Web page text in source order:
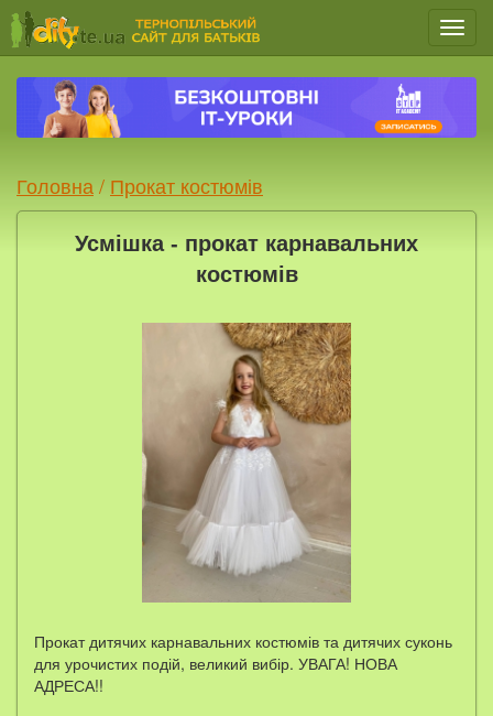
Меню
Головна / Прокат костюмів
Усмішка - прокат карнавальних
костюмів
Прокат дитячих карнавальних костюмів та дитячих суконь
для урочистих подій, великий вибір. УВАГА! НОВА
АДРЕСА!!